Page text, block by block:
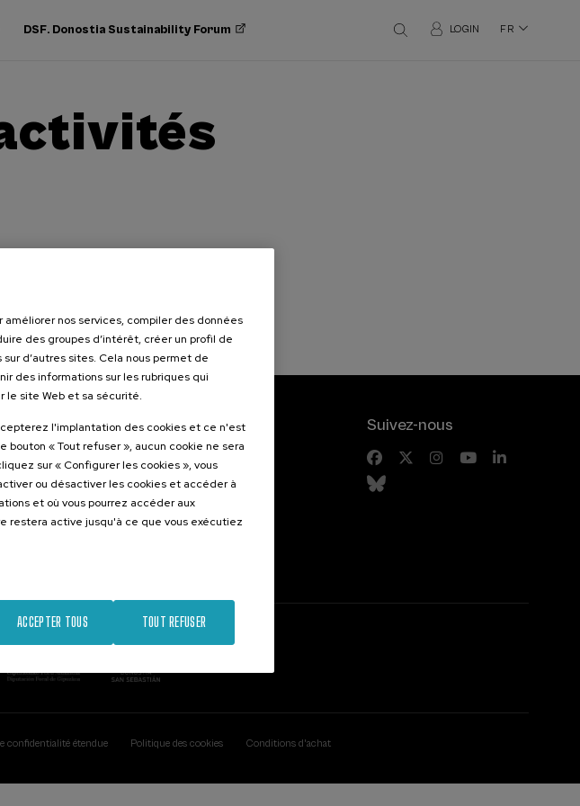
DSF. Donostia Sustainability Forum LOGIN FR
Intéressant...
Activités précédentes
Suivez-nous
confidentialité étendue Politique des cookies Conditions d'achat
nos services, compiler des données
des groupes d’intérêt, créer un profil de
d’autres sites. Cela nous permet de
des informations sur les rubriques qui
le site Web et sa sécurité.
l'implantation des cookies et ce n'est
bouton « Tout refuser », aucun cookie ne sera
sur « Configurer les cookies », vous
ou désactiver les cookies et accéder à
et où vous pourrez accéder aux
restera active jusqu'à ce que vous exécutiez
TOUT REFUSER
ACCEPTER TOUS